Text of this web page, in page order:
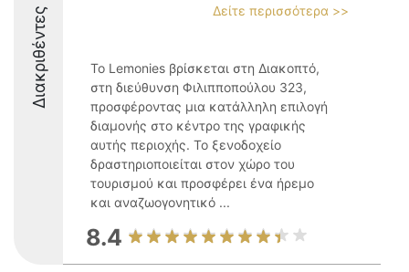
Διακριθέντες Δείτε περισσότερα >>
Το Lemonies βρίσκεται στη Διακοπτό,
στη διεύθυνση Φιλιπποπούλου 323,
προσφέροντας μια κατάλληλη επιλογή
διαμονής στο κέντρο της γραφικής
αυτής περιοχής. Το ξενοδοχείο
δραστηριοποιείται στον χώρο του
τουρισμού και προσφέρει ένα ήρεμο
και αναζωογονητικό ...
8.4